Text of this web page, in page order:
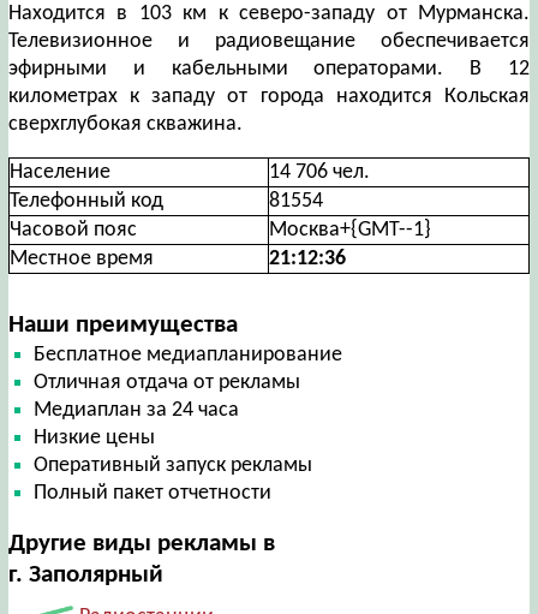
Находится в 103 км к северо-западу от Мурманска.
Телевизионное и радиовещание обеспечивается
эфирными и кабельными операторами. В 12
километрах к западу от города находится Кольская
сверхглубокая скважина.
Население
14 706 чел.
Телефонный код
81554
Часовой пояс
Москва+{GMT--1}
Местное время
21:12:37
Наши преимущества
Бесплатное медиапланирование
Отличная отдача от рекламы
Медиаплан за 24 часа
Низкие цены
Оперативный запуск рекламы
Полный пакет отчетности
Другие виды рекламы в
г. Заполярный